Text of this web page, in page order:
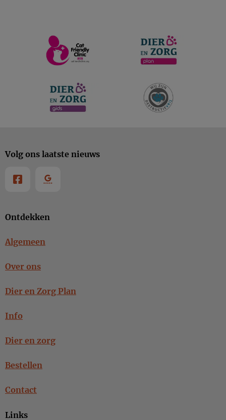
Ontdekken
Algemeen
Over ons
Dier en Zorg Plan
Info
Dier en zorg
Bestellen
Contact
Links
Volg ons laatste nieuws